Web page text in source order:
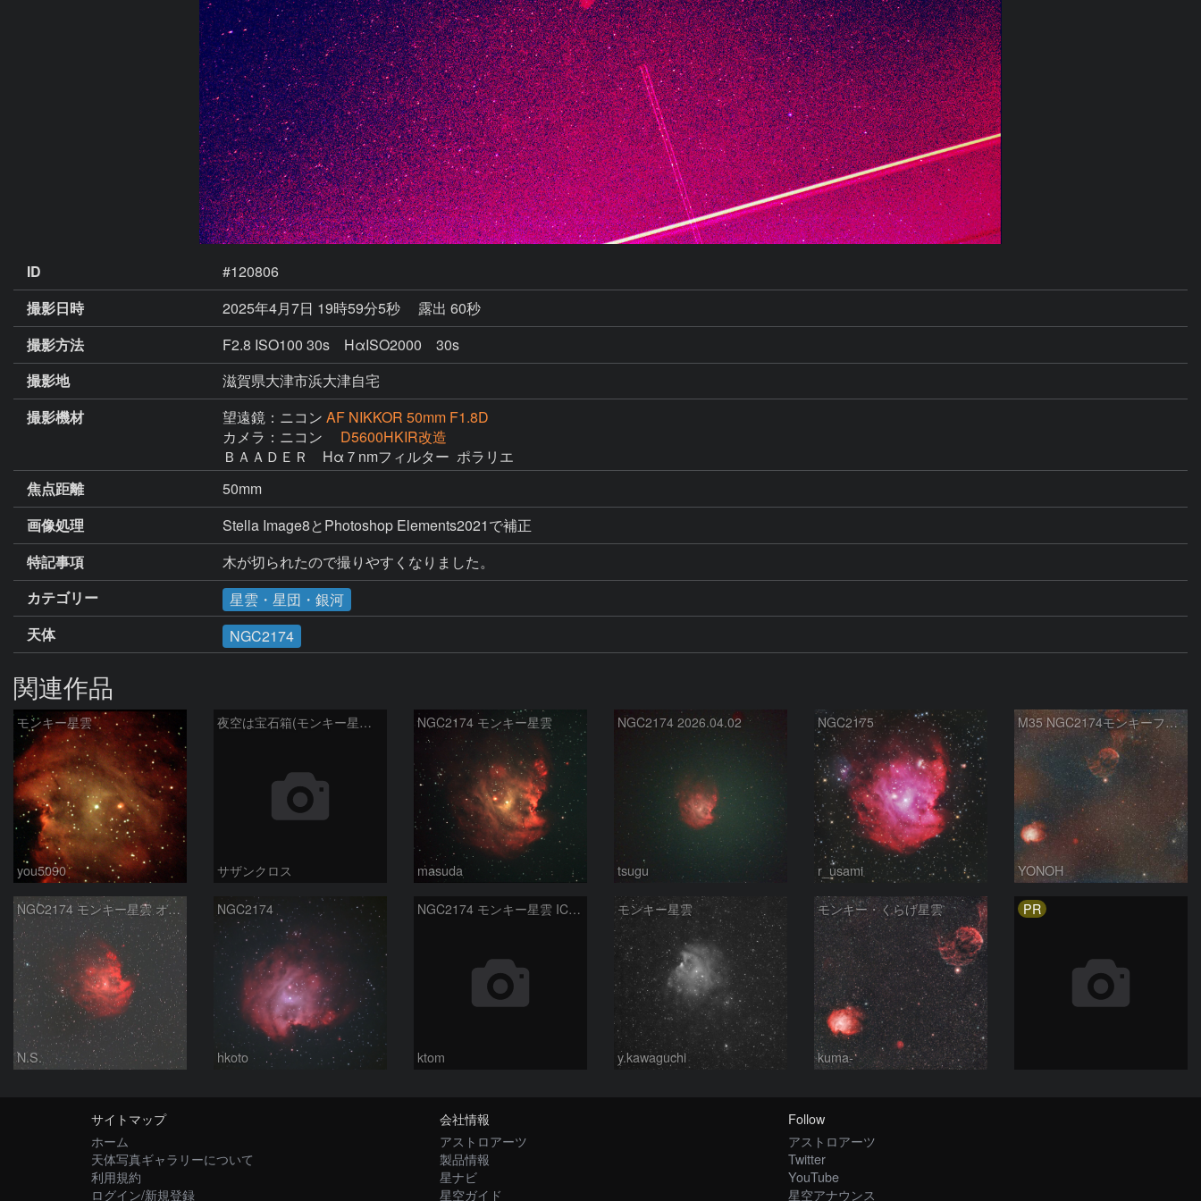
ID
#120806
撮影日時
2025年4月7日 19時59分5秒
露出 60秒
撮影方法
F2.8 ISO100 30s HαISO2000 30s
撮影地
滋賀県大津市浜大津自宅
撮影機材
望遠鏡：ニコン AF NIKKOR 50mm F1.8D
カメラ：ニコン
D5600HKIR改造
ＢＡＡＤＥＲ　Hα７nmフィルター  ポラリエ
焦点距離
50mm
画像処理
Stella Image8とPhotoshop Elements2021で補正
特記事項
木が切られたので撮りやすくなりました。
カテゴリー
星雲・星団・銀河
天体
NGC2174
関連作品
モンキー星雲
you5090
夜空は宝石箱(モンキー星雲 NGC2174) Seestar50
サザンクロス
NGC2174 モンキー星雲
masuda
NGC2174 2026.04.02
tsugu
NGC2175
r_usami
M35 NGC2174モンキーフェイス星雲 IC443クラゲ星雲
YONOH
NGC2174 モンキー星雲 オリオン座
N.S.
NGC2174
hkoto
NGC2174 モンキー星雲 IC443 くらげ星雲 Ｍ35 散開星団 2026-2-12
ktom
モンキー星雲
y.kawaguchi
モンキー・くらげ星雲
kuma-
PR
サイトマップ
ホーム
天体写真ギャラリーについて
利用規約
ログイン/新規登録
会社情報
アストロアーツ
製品情報
星ナビ
星空ガイド
Follow
アストロアーツ
Twitter
YouTube
星空アナウンス